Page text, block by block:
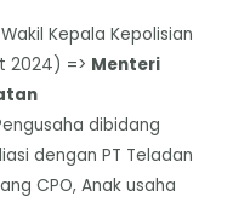
Wakil Kepala Kepolisian
2024) => Menteri
dibidang
dengan PT Teladan
CPO, Anak usaha